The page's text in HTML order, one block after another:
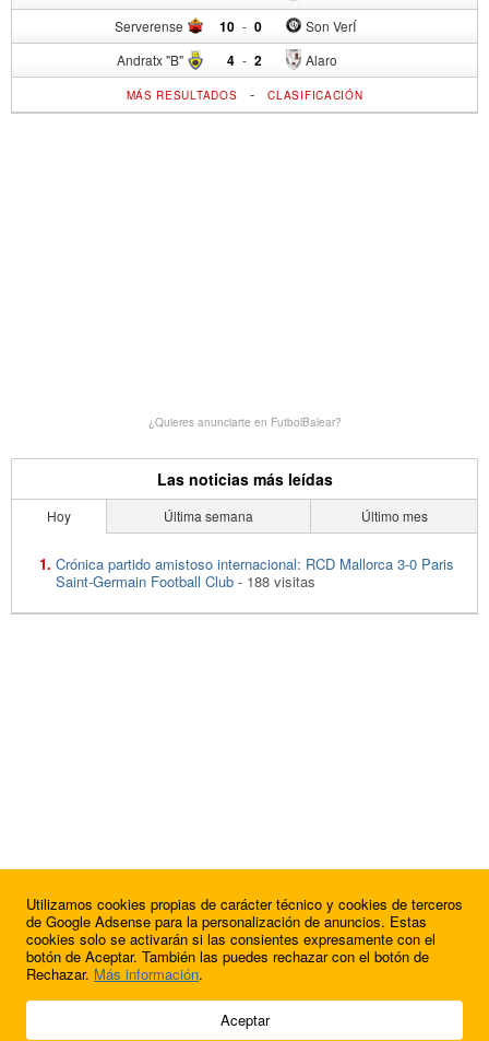
Serverense 10 - Son VerÍ
0
Andratx "B" 4 - Alaro
2
MÁS RESULTADOS -CLASIFICACIÓN
¿Quieres anunciarte en FutbolBalear?
Las noticias más leídas
Hoy Última semana Último mes
Crónica partido amistoso internacional: RCD Mallorca 3-0 Paris
Saint-Germain Football Club - 188 visitas
© 2009 - 2026 Soluciones Corporativas IP, SL.
Utilizamos cookies propias de carácter técnico y cookies de terceros
de Google Adsense para la personalización de anuncios. Estas
cookies solo se activarán si las consientes expresamente con el
botón de Aceptar. También las puedes rechazar con el botón de
Rechazar. Más información.
Aceptar